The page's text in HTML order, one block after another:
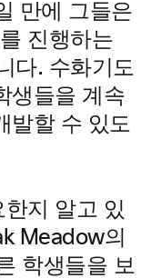
만에 그들은
진행하는
다. 수화기도
생들을 계속
발할 수 있도
지 알고 있
Meadow의
학생들을 보